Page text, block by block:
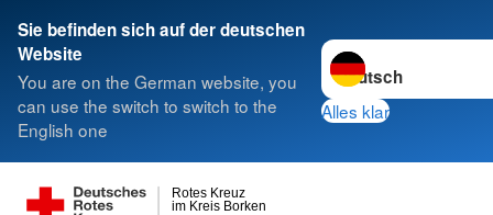
Sie befinden sich auf der deutschen
Website
You are on the German website, you
can use the switch to switch to the
English one
Sprache wechseln zu
Alles klar
im Kreis Borken
Rotes Kreuz